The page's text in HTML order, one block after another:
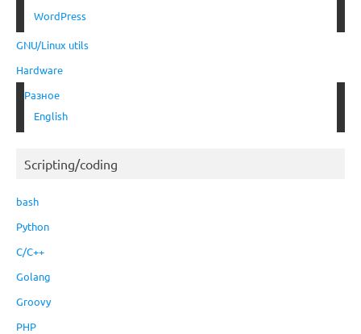
WordPress
GNU/Linux utils
Hardware
Разное
English
Scripting/coding
bash
Python
C/C++
Golang
Groovy
PHP